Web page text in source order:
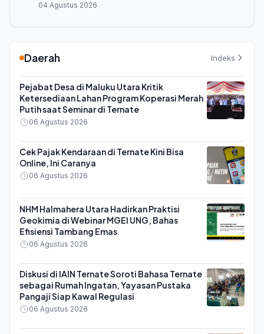
04 Agustus 2026
Daerah Indeks
Pejabat Desa di Maluku Utara Kritik
Ketersediaan Lahan Program Koperasi Merah
Putih saat Seminar di Ternate
06 Agustus 2026
Cek Pajak Kendaraan di Ternate Kini Bisa
Online, Ini Caranya
06 Agustus 2026
NHM Halmahera Utara Hadirkan Praktisi
Geokimia di Webinar MGEI UNG, Bahas
Efisiensi Tambang Emas
06 Agustus 2026
Diskusi di IAIN Ternate Soroti Bahasa Ternate
sebagai Rumah Ingatan, Yayasan Pustaka
Pangaji Siap Kawal Regulasi
06 Agustus 2026